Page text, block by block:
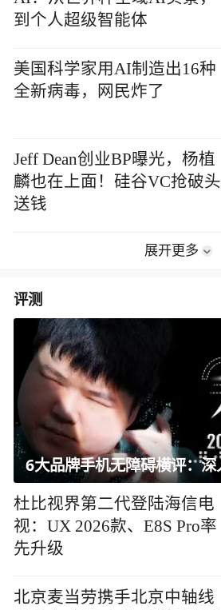
到个人超级智能体
美国科学家用AI制造出16种
全新病毒，网民炸了
Jeff Dean创业BP曝光，杨植
麟也在上面！硅谷VC抢破头
送钱
展开更多
评测
杜比视界第二代登陆海信电
视：UX 2026款、E8S Pro率
先升级
北京麦当劳携手北京中轴线